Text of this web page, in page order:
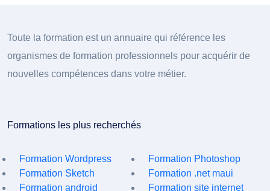
Toute la formation est un annuaire qui référence les
organismes de formation professionnels pour acquérir de
nouvelles compétences dans votre métier.
Formations les plus recherchés
Formation Wordpress
Formation Photoshop
Formation Sketch
Formation .net maui
Formation android
Formation site internet